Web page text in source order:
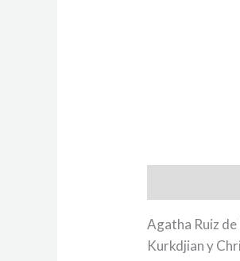
Agatha Ruiz
Kurkdjian y